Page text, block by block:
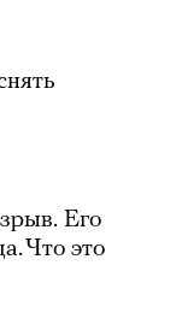
Его
Что это